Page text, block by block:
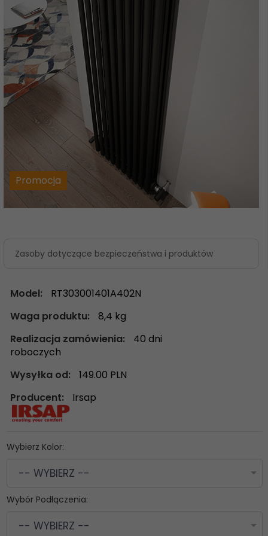
Promocja
Zasoby dotyczące bezpieczeństwa i produktów
Model:
RT303001401A402N
Waga produktu:
8,4 kg
Realizacja zamówienia:
40 dni
roboczych
Wysyłka od:
149.00 PLN
Producent:
Irsap
Wybierz Kolor:
-- WYBIERZ --
Wybór Podłączenia:
-- WYBIERZ --